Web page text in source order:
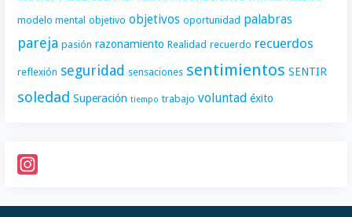
modelo mental objetivo objetivos oportunidad palabras
pareja pasión razonamiento Realidad recuerdo recuerdos
reflexión seguridad sensaciones sentimientos SENTIR
soledad Superación tiempo trabajo voluntad éxito
n